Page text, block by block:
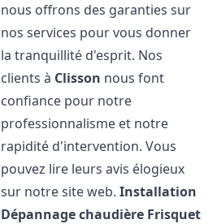
nous offrons des garanties sur
nos services pour vous donner
la tranquillité d'esprit. Nos
clients à Clisson nous font
confiance pour notre
professionnalisme et notre
rapidité d'intervention. Vous
pouvez lire leurs avis élogieux
sur notre site web.Installation
Dépannage chaudière Frisquet